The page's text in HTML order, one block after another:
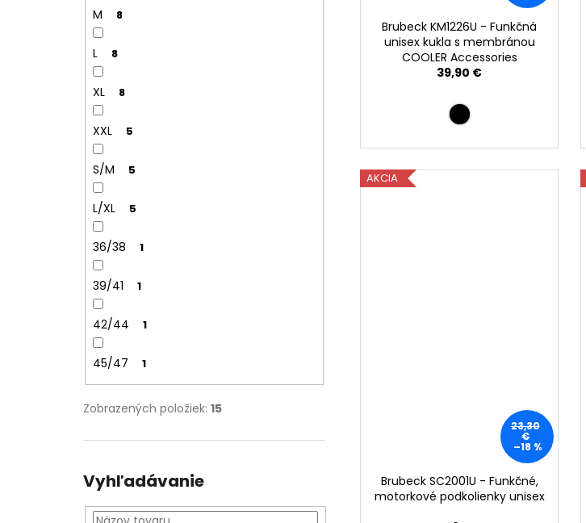
M 8
L 8
XL 8
XXL 5
S/M 5
L/XL 5
36/38 1
39/41 1
42/44 1
45/47 1
Zobrazených položiek: 15
Vyhľadávanie
Brubeck KM1226U - Funkčná
unisex kukla s membránou
COOLER Accessories
39,90 €
AKCIA
23,30
€
–18 %
Brubeck SC2001U - Funkčné,
motorkové podkolienky unisex